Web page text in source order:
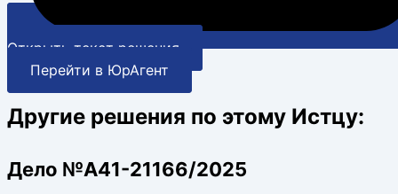
Открыть текст решения
Перейти в ЮрАгент
Другие решения по этому Истцу:
Дело №А41-21166/2025